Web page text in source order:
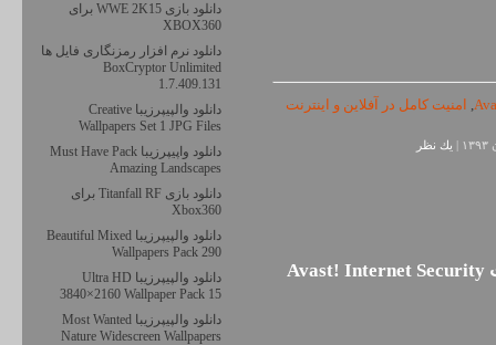
, امنیت کامل در آفلاین و اینترنت
يك نظر
يك نظر به امنیت کامل در آفلاین و اینترنت Avast! Internet Security
دانلود بازی WWE 2K15 برای
XBOX360
دانلود نرم افزار رمزنگاری فایل ها
BoxCryptor Unlimited
1.7.409.131
دانلود والپیپرزیبا Creative
Wallpapers Set 1 JPG Files
دانلود واپیپرزیبا Must Have Pack
Amazing Landscapes
دانلود بازی Titanfall RF برای
Xbox360
دانلود والپیپرزیبا Beautiful Mixed
Wallpapers Pack 290
دانلود والپیپرزیبا Ultra HD
3840×2160 Wallpaper Pack 15
دانلود والپیپرزیبا Most Wanted
Nature Widescreen Wallpapers